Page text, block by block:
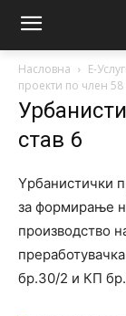
Насловна Е-
проекти по член 58
став 6
Yрбанистички
за формирање
производство
бр.30/2 и КП